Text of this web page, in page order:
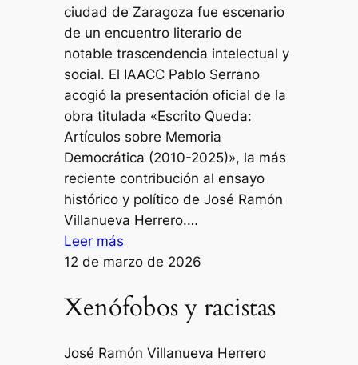
ciudad de Zaragoza fue escenario
de un encuentro literario de
notable trascendencia intelectual y
social. El IAACC Pablo Serrano
acogió la presentación oficial de la
obra titulada «Escrito Queda:
Artículos sobre Memoria
Democrática (2010-2025)», la más
reciente contribución al ensayo
histórico y político de José Ramón
Villanueva Herrero.…
Leer más:
Presentación
libro
Queda»
12 de marzo de 2026
Xenófobos y racistas
José Ramón Villanueva Herrero